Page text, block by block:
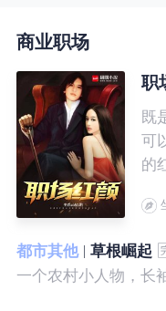
商业职场
职
既
可
的
都市其他
草根崛起